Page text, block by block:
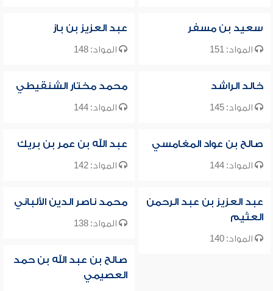
سعيد بن مسفر
المواد: 151
عبد العزيز بن باز
المواد: 148
خالد الراشد
المواد: 145
محمد مختار الشنقيطي
المواد: 144
صالح بن عواد المغامسي
المواد: 144
عبد الله بن عمر بن بريك
المواد: 142
عبد العزيز بن عبد الرحمن
العثيم
المواد: 140
محمد ناصر الدين الألباني
المواد: 138
صالح بن عبد الله بن حمد
العصيمي